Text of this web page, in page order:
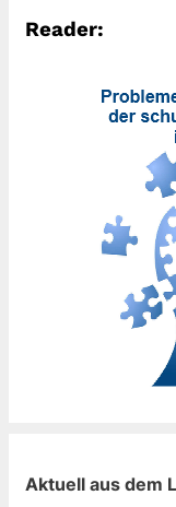
Reader:
Aktuell aus dem